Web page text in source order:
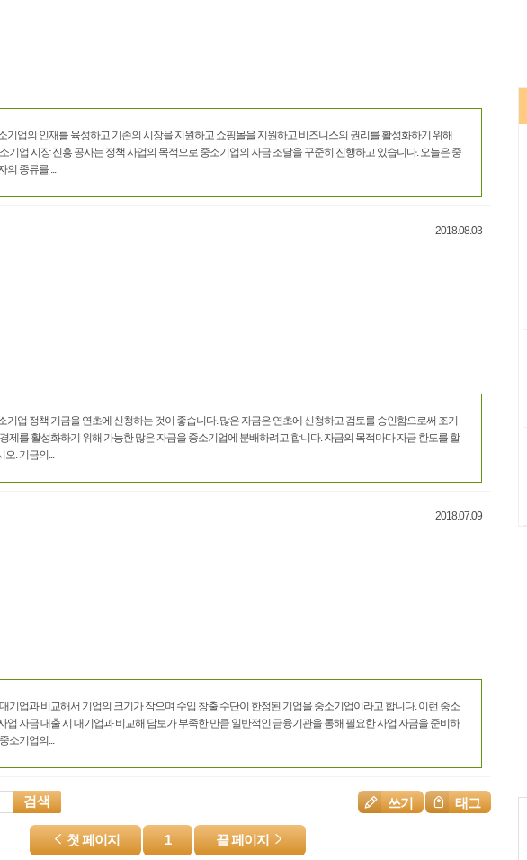
기업의 인재를 육성하고 기존의 시장을 지원하고 쇼핑몰을 지원하고 비즈니스의 권리를 활성화하기 위해
기업 시장 진흥 공사는 정책 사업의 목적으로 중소기업의 자금 조달을 꾸준히 진행하고 있습니다. 오늘은 중
종류를 ...
2018.08.03
기업 정책 기금을 연초에 신청하는 것이 좋습니다. 많은 자금은 연초에 신청하고 검토를 승인함으로써 조기
제를 활성화하기 위해 가능한 많은 자금을 중소기업에 분배하려고 합니다. 자금의 목적마다 자금 한도를 할
. 기금의...
2018.07.09
기업과 비교해서 기업의 크기가 작으며 수입 창출 수단이 한정된 기업을 중소기업이라고 합니다. 이런 중소
업 자금 대출 시 대기업과 비교해 담보가 부족한 만큼 일반적인 금융기관을 통해 필요한 사업 자금을 준비하
소기업의...
쓰기 태그
검색
첫 페이지 1 끝 페이지